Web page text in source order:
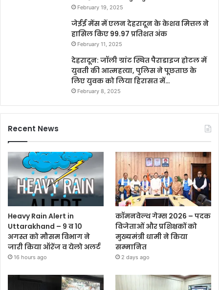
February 19, 2025
जेईई मेंस में एलन देहरादून के केशव मित्तल ने
हासिल किए 99.97 प्रतिशत अंक
February 11, 2025
देहरादून: जॉली ग्रांट स्थित पैराडाइज होटल में
युवती की आत्महत्या, पुलिस ने पूछताछ के
लिए युवक को लिया हिरासत में…
February 8, 2025
Recent News
Heavy Rain Alert in
Uttarakhand – 9 व 10
अगस्त को मौसम विभाग ने
जारी किया ऑरेंज व येलो अलर्ट
16 hours ago
कॉमनवेल्थ गेम्स 2026 – पदक
विजेताओं और प्रशिक्षकों को
मुख्यमंत्री धामी ने किया
सम्मानित
2 days ago